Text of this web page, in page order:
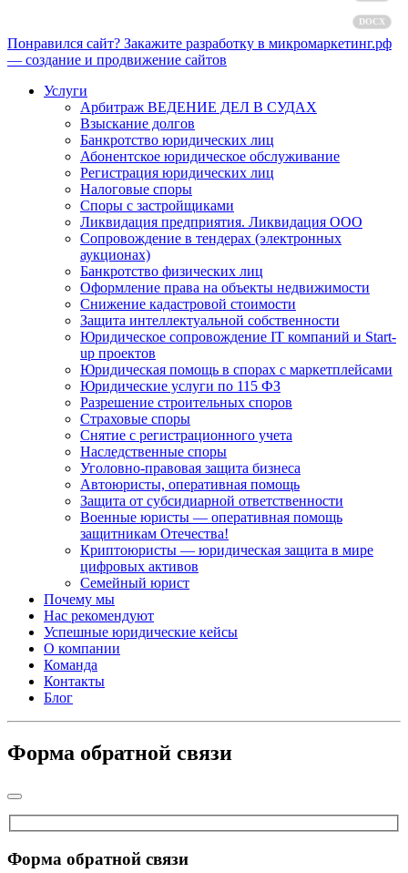
DOCX
Понравился сайт? Закажите разработку в микромаркетинг.рф
— создание и продвижение сайтов
Услуги
Арбитраж ВЕДЕНИЕ ДЕЛ В СУДАХ
Взыскание долгов
Банкротство юридических лиц
Абонентское юридическое обслуживание
Регистрация юридических лиц
Налоговые споры
Споры с застройщиками
Ликвидация предприятия. Ликвидация ООО
Сопровождение в тендерах (электронных
аукционах)
Банкротство физических лиц
Оформление права на объекты недвижимости
Снижение кадастровой стоимости
Защита интеллектуальной собственности
Юридическое сопровождение IT компаний и Start-
up проектов
Юридическая помощь в спорах с маркетплейсами
Юридические услуги по 115 ФЗ
Разрешение строительных споров
Страховые споры
Снятие с регистрационного учета
Наследственные споры
Уголовно-правовая защита бизнеса
Автоюристы, оперативная помощь
Защита от субсидиарной ответственности
Военные юристы — оперативная помощь
защитникам Отечества!
Криптоюристы — юридическая защита в мире
цифровых активов
Семейный юрист
Почему мы
Нас рекомендуют
Успешные юридические кейсы
О компании
Команда
Контакты
Блог
Форма обратной связи
Форма обратной связи